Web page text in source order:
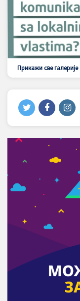
Прикажи све галерије